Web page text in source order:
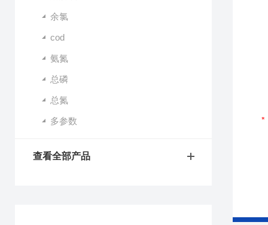
余氯
cod
氨氮
总磷
总氮
多参数
查看全部产品